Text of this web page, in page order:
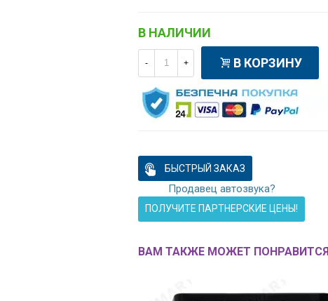
В НАЛИЧИИ
- + В КОРЗИНУ
БЫСТРЫЙ ЗАКАЗ
Продавец автозвука?
ПОЛУЧИТЕ ПАРТНЕРСКИЕ ЦЕНЫ!
ВАМ ТАКЖЕ МОЖЕТ ПОНРАВИТСЯ